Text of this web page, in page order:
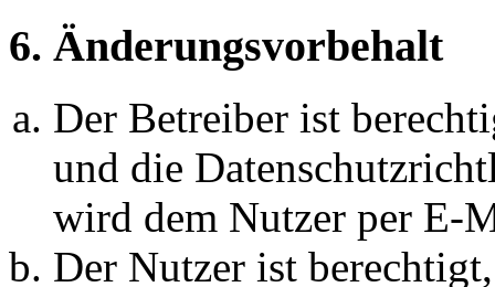
6. Änderungsvorbehalt
Der Betreiber ist
und die
wird dem Nutzer per E-
Der Nutzer ist